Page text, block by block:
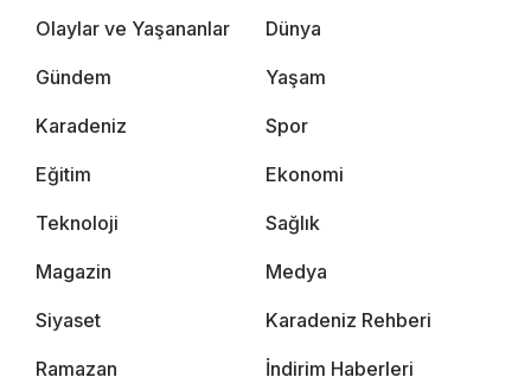
Olaylar ve Yaşananlar Dünya
Gündem Yaşam
Karadeniz Spor
Eğitim Ekonomi
Teknoloji Sağlık
Magazin Medya
Siyaset Karadeniz Rehberi
Ramazan İndirim Haberleri